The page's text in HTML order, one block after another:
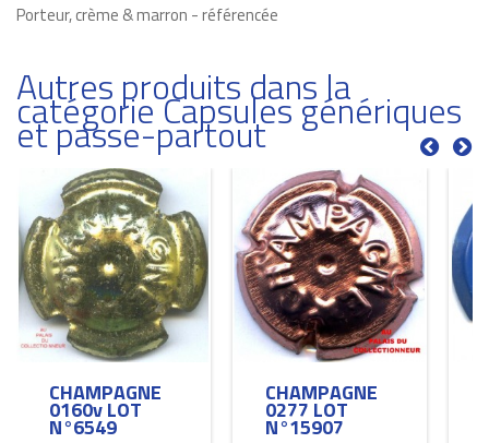
Porteur, crème & marron - référencée
Autres produits dans la
catégorie Capsules génériques
et passe-partout
CHAMPAGNE
0160v LOT
N°6549
CHAMPAGNE
0277 LOT
N°15907